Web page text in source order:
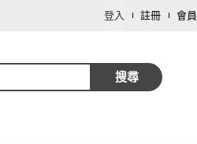
登入 註冊 會
搜尋